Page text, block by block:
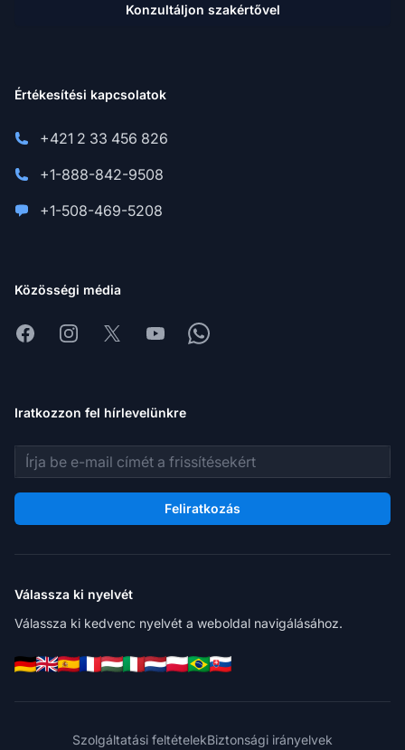
Konzultáljon szakértővel
Értékesítési kapcsolatok
+421 2 33 456 826
+1-888-842-9508
+1-508-469-5208
Közösségi média
FacebookInstagram
X YoutubeWhatsapp
Iratkozzon fel hírlevelünkre
E-mail cím
Feliratkozás
Válassza ki nyelvét
Válassza ki kedvenc nyelvét a weboldal navigálásához.
Szolgáltatási feltételekBiztonsági irányelvek